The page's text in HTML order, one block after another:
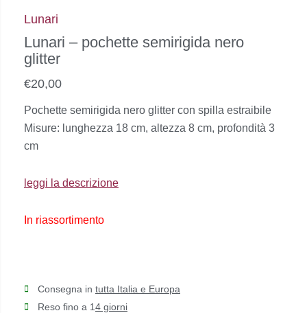
Lunari
Lunari – pochette semirigida nero
glitter
€20,00
Pochette semirigida nero glitter con spilla estraibile
Misure: lunghezza 18 cm, altezza 8 cm, profondità 3
cm
leggi la descrizione
In riassortimento
Consegna in tutta Italia e Europa
Reso fino a 14 giorni